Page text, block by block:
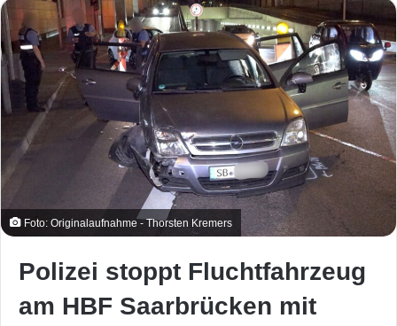
Foto: Originalaufnahme - Thorsten Kremers
Polizei stoppt Fluchtfahrzeug
am HBF Saarbrücken mit